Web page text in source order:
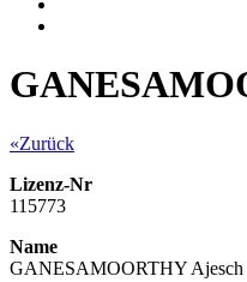
«Zurück
Lizenz-Nr
115773
Name
GANESAMOORTHY Ajesch